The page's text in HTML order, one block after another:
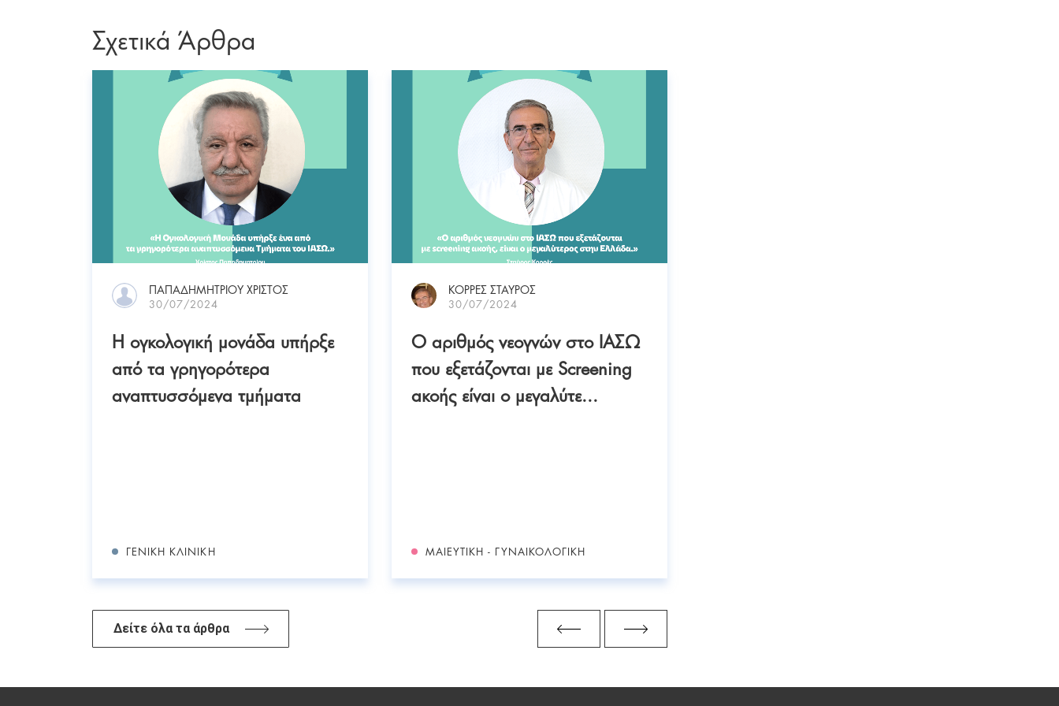
Σχετικά Άρθρα
ΠΑΠΑΔΗΜΗΤΡΙΟΥ ΧΡΙΣΤΟΣ
30/07/2024
Η ογκολογική μονάδα υπήρξε
από τα γρηγορότερα
αναπτυσσόμενα τμήματα
ΓΕΝΙΚΉ ΚΛΙΝΙΚΉ
ΚΟΡΡΕΣ ΣΤΑΥΡΟΣ
30/07/2024
Ο αριθμός νεογνών στο ΙΑΣΩ
που εξετάζονται με Screening
ακοής είναι ο μεγαλύτε...
ΜΑΙΕΥΤΙΚΉ - ΓΥΝΑΙΚΟΛΟΓΙΚΉ
Δείτε όλα τα άρθρα